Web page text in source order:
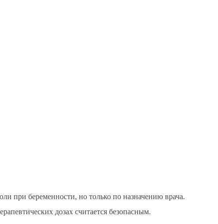
при беременности, но только по назначению врача.
дозах считается безопасным.